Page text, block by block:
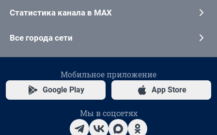
Статистика канала в MAX
Все города сети
Мобильное приложение
Google Play App Store
Мы в соцсетях